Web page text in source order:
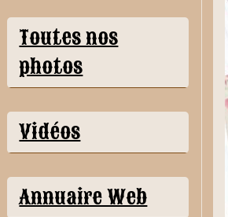
Toutes nos
photos
Vidéos
Annuaire Web